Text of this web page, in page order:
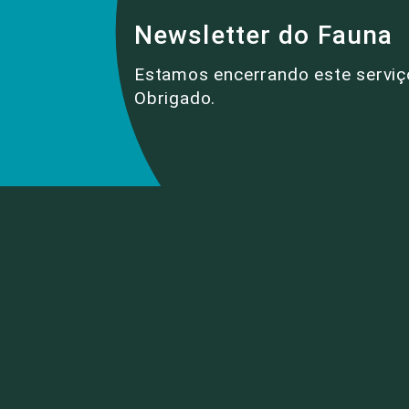
Newsletter do Fauna
Estamos encerrando este
Obrigado.